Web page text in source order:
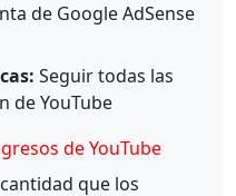
de Google AdSense
Seguir todas las
de YouTube
de YouTube
que los